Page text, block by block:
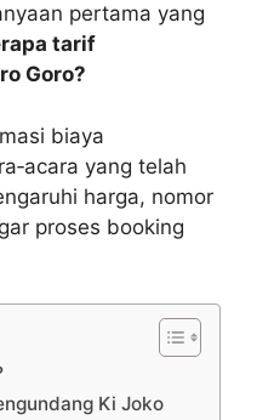
pertama yang
tarif
Goro?
biaya
yang telah
harga, nomor
proses booking
Ki Joko